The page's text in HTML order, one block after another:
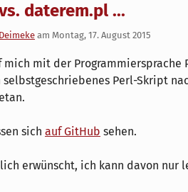
daterem.pl ...
am Montag, 17. August 2015
mich mit der Programmiersprache
Perl-Skript
sich auf GitHub sehen.
erwünscht, ich kann davon nur